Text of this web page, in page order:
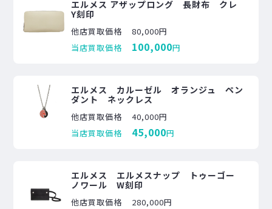
エルメス アザップロング 長財布 クレ
Y刻印
他店買取価格
80,000円
当店買取価格
100,000円
エルメス カルーゼル オランジュ ペン
ダント ネックレス
他店買取価格
40,000円
当店買取価格
45,000円
エルメス エルメスナップ トゥーゴー
ノワール W刻印
他店買取価格
280,000円